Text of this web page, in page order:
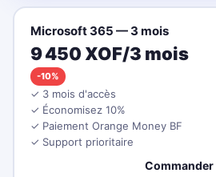
Microsoft 365 — 3 mois
9 450 XOF/3 mois
-10%
✓ 3 mois d'accès
✓ Économisez 10%
✓ Paiement Orange Money BF
✓ Support prioritaire
Commander